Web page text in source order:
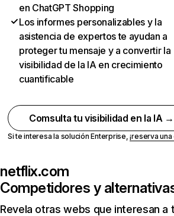
en ChatGPT Shopping
Los informes personalizables y la
asistencia de expertos te ayudan a
proteger tu mensaje y a convertir la
visibilidad de la IA en crecimiento
cuantificable
Comsulta tu visibilidad en la IA →
Si te interesa la solución Enterprise,¡reserva
netflix.com
Competidores y
Revela otras webs que interesan a